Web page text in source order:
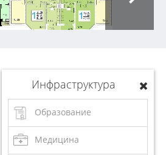
Инфраструктура
Образование
Медицина